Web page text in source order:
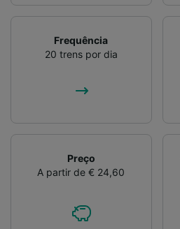
Frequência
20 trens por dia
Preço
A partir de € 24,60